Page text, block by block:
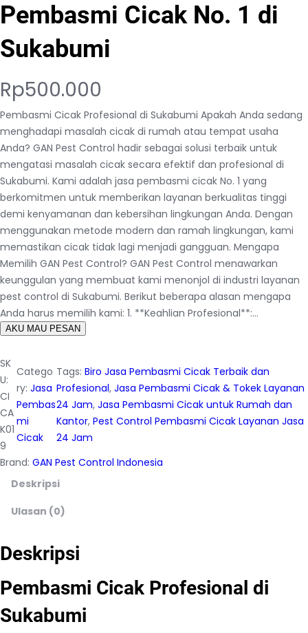
Pembasmi Cicak No. 1 di
Sukabumi
Rp500.000
Pembasmi Cicak Profesional di Sukabumi Apakah Anda sedang
menghadapi masalah cicak di rumah atau tempat usaha
Anda? GAN Pest Control hadir sebagai solusi terbaik untuk
mengatasi masalah cicak secara efektif dan profesional di
Sukabumi. Kami adalah jasa pembasmi cicak No. 1 yang
berkomitmen untuk memberikan layanan berkualitas tinggi
demi kenyamanan dan kebersihan lingkungan Anda. Dengan
menggunakan metode modern dan ramah lingkungan, kami
memastikan cicak tidak lagi menjadi gangguan. Mengapa
Memilih GAN Pest Control? GAN Pest Control menawarkan
keunggulan yang membuat kami menonjol di industri layanan
pest control di Sukabumi. Berikut beberapa alasan mengapa
Anda harus memilih kami: 1. **Keahlian Profesional**:…
AKU MAU PESAN
SK
U:
CI
CA
K01
9
Catego
ry:Jasa
Pembas
mi
Cicak
Tags: Biro Jasa Pembasmi Cicak Terbaik dan
Profesional, Jasa Pembasmi Cicak & Tokek Layanan
24 Jam, Jasa Pembasmi Cicak untuk Rumah dan
Kantor, Pest Control Pembasmi Cicak Layanan Jasa
24 Jam
Brand: GAN Pest Control Indonesia
Deskripsi
Ulasan (0)
Deskripsi
Pembasmi Cicak Profesional di
Sukabumi